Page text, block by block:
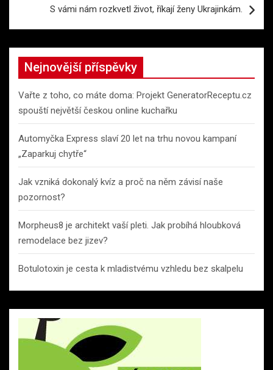
S vámi nám rozkvetl život, říkají ženy Ukrajinkám.
Nejnovější příspěvky
Vařte z toho, co máte doma: Projekt GeneratorReceptu.cz
spouští největší českou online kuchařku
Automyčka Express slaví 20 let na trhu novou kampaní
„Zaparkuj chytře“
Jak vzniká dokonalý kvíz a proč na něm závisí naše
pozornost?
Morpheus8 je architekt vaší pleti. Jak probíhá hloubková
remodelace bez jizev?
Botulotoxin je cesta k mladistvému vzhledu bez skalpelu